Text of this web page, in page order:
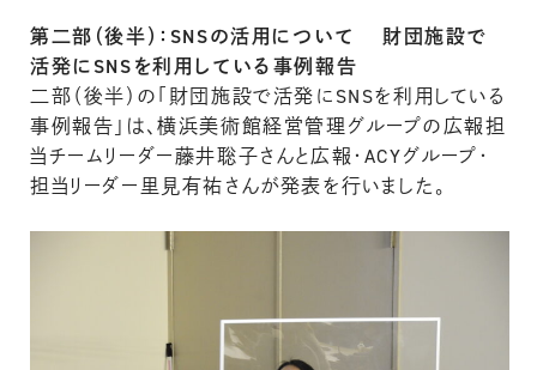
第二部（後半）：SNSの活用について 財団施設で
活発にSNSを利用している事例報告
二部（後半）の「財団施設で活発にSNSを利用している
事例報告」は、横浜美術館経営管理グループの広報担
当チームリーダー藤井聡子さんと広報・ACYグループ・
担当リーダー里見有祐さんが発表を行いました。